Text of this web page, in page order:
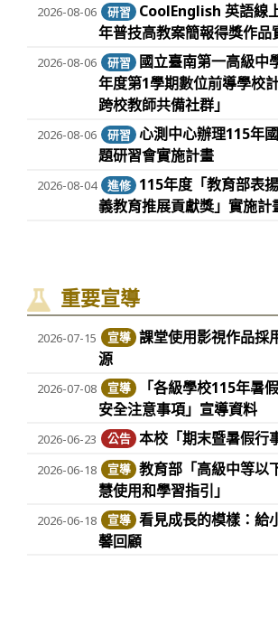
研習
CoolEnglish 英語線
年普技高教案簡報得獎作品
2026-08-06
研習
國立臺南第一高級中
年度第1學期數位前導學校
跨校教師共備社群」
2026-08-06
研習 心測中心辦理115年
題研習會實施計畫
2026-08-06
進修 115年度「教育部表
義教育推展貢獻獎」實施計
2026-08-04
重要宣導
宣導 課堂使用影視作品採
源
2026-07-15
宣導
「各級學校115年暑
安全注意事項」宣導資料
2026-07-08
公告 本校「期末暨暑假行
2026-06-23
宣導 教育部「高級中等以
慧使用和學習指引」
2026-06-18
宣導 看見成長的模樣：給
馨回顧
2026-06-18